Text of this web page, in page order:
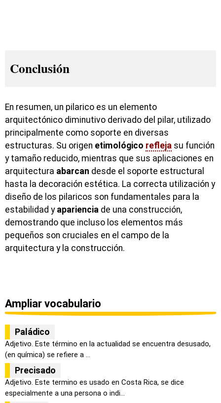
Conclusión
En resumen, un pilarico es un elemento
arquitectónico diminutivo derivado del pilar, utilizado
principalmente como soporte en diversas
estructuras. Su origen etimológico refleja su función
y tamaño reducido, mientras que sus aplicaciones en
arquitectura abarcan desde el soporte estructural
hasta la decoración estética. La correcta utilización y
diseño de los pilaricos son fundamentales para la
estabilidad y apariencia de una construcción,
demostrando que incluso los elementos más
pequeños son cruciales en el campo de la
arquitectura y la construcción.
Ampliar vocabulario
Paládico
Adjetivo. Este término en la actualidad se encuentra desusado,
(en química) se refiere a ...
Precisado
Adjetivo. Este termino es usado en Costa Rica, se dice
especialmente a una persona o indi...